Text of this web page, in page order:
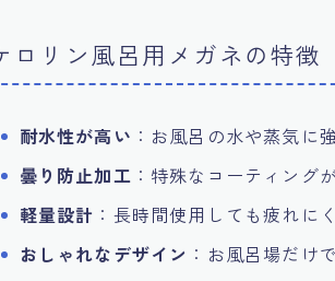
ロリン風呂用メガネの特徴
耐水性が高い ：お風呂の水や蒸気に
曇り防止加工 ：特殊なコーティング
軽量設計 ：長時間使用しても疲れに
おしゃれなデザイン ：お風呂場だけ